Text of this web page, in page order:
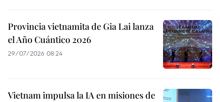
Provincia vietnamita de Gia Lai lanza
el Año Cuántico 2026
29/07/2026 08:24
Vietnam impulsa la IA en misiones de